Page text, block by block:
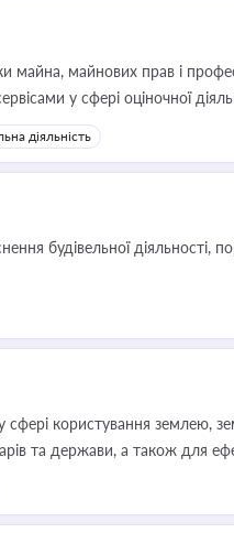
майнових прав і
у сфері оціночної
юриста або
і перевірки статусу
діяльність
будівельної діяльності,
у сфері користування землею,
та держави, а також для